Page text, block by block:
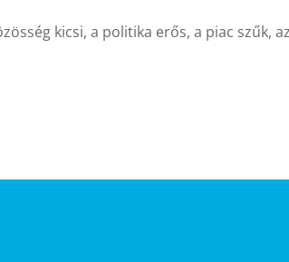
kicsi, a politika erős, a piac szűk,